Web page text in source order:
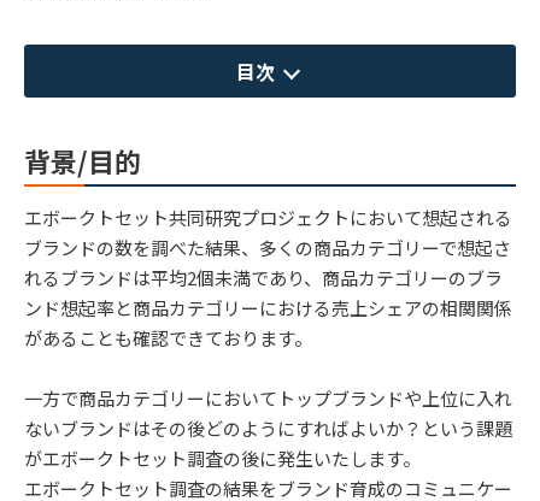
目次
背景/目的
エボークトセット共同研究プロジェクトにおいて想起される
ブランドの数を調べた結果、多くの商品カテゴリーで想起さ
れるブランドは平均2個未満であり、商品カテゴリーのブラ
ンド想起率と商品カテゴリーにおける売上シェアの相関関係
があることも確認できております。
一方で商品カテゴリーにおいてトップブランドや上位に入れ
ないブランドはその後どのようにすればよいか？という課題
がエボークトセット調査の後に発生いたします。
エボークトセット調査の結果をブランド育成のコミュニケー